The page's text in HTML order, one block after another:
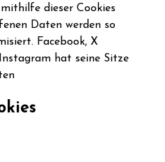
dieser Cookies
Daten werden so
Facebook, X
hat seine Sitze